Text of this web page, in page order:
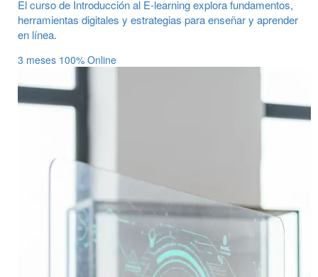
El curso de Introducción al E-learning explora fundamentos,
herramientas digitales y estrategias para enseñar y aprender
en línea.
3 meses 100% Online